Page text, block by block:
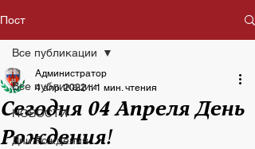
Пост
Все публикации
НОВОСТИ
Дни Рождения
Все публикации
Сегодня 04 Апреля День
Рождения!
Администратор
4 апр. 2022 г. 1 мин. чтения